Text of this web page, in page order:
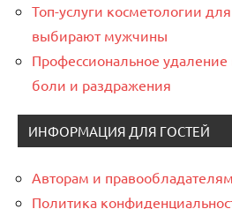
Топ-услуги косметологии
выбирают мужчины
Профессиональное
боли и раздражения
ИНФОРМАЦИЯ ДЛЯ ГОСТЕЙ
Авторам и правообладателям
Политика